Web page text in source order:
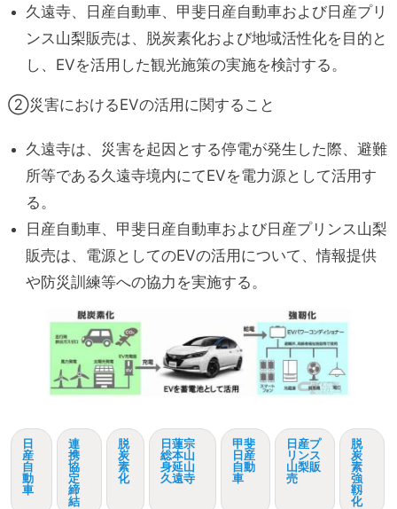
久遠寺、日産自動車、甲斐日産自動車および日産プリ
ンス山梨販売は、脱炭素化および地域活性化を目的と
し、EVを活用した観光施策の実施を検討する。
②災害におけるEVの活用に関すること
久遠寺は、災害を起因とする停電が発生した際、避難
所等である久遠寺境内にてEVを電力源として活用す
る。
日産自動車、甲斐日産自動車および日産プリンス山梨
販売は、電源としてのEVの活用について、情報提供
や防災訓練等への協力を実施する。
日
産
自
動
車
連
携
協
定
締
結
脱
炭
素
化
日蓮宗
総本山
身延山
久遠寺
甲斐
日産
自動
車
日産プ
リンス
山梨販
売
脱
炭
素
強
靱
化